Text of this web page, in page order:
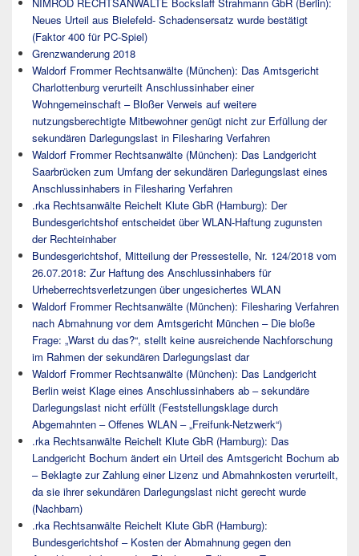
Neues Urteil aus Bielefeld- Schadensersatz wurde bestätigt
(Faktor 400 für PC-Spiel)
Grenzwanderung 2018
Waldorf Frommer Rechtsanwälte (München): Das Amtsgericht
Charlottenburg verurteilt Anschlussinhaber einer
Wohngemeinschaft – Bloßer Verweis auf weitere
nutzungsberechtigte Mitbewohner genügt nicht zur Erfüllung der
sekundären Darlegungslast in Filesharing Verfahren
Waldorf Frommer Rechtsanwälte (München): Das Landgericht
Saarbrücken zum Umfang der sekundären Darlegungslast eines
Anschlussinhabers in Filesharing Verfahren
.rka Rechtsanwälte Reichelt Klute GbR (Hamburg): Der
Bundesgerichtshof entscheidet über WLAN-Haftung zugunsten
der Rechteinhaber
Bundesgerichtshof, Mitteilung der Pressestelle, Nr. 124/2018 vom
26.07.2018: Zur Haftung des Anschlussinhabers für
Urheberrechtsverletzungen über ungesichertes WLAN
Waldorf Frommer Rechtsanwälte (München): Filesharing Verfahren
nach Abmahnung vor dem Amtsgericht München – Die bloße
Frage: „Warst du das?“, stellt keine ausreichende Nachforschung
im Rahmen der sekundären Darlegungslast dar
Waldorf Frommer Rechtsanwälte (München): Das Landgericht
Berlin weist Klage eines Anschlussinhabers ab – sekundäre
Darlegungslast nicht erfüllt (Feststellungsklage durch
Abgemahnten – Offenes WLAN – „Freifunk-Netzwerk“)
.rka Rechtsanwälte Reichelt Klute GbR (Hamburg): Das
Landgericht Bochum ändert ein Urteil des Amtsgericht Bochum ab
– Beklagte zur Zahlung einer Lizenz und Abmahnkosten verurteilt,
da sie ihrer sekundären Darlegungslast nicht gerecht wurde
(Nachbarn)
.rka Rechtsanwälte Reichelt Klute GbR (Hamburg):
Bundesgerichtshof – Kosten der Abmahnung gegen den